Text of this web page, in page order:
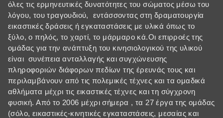
όλες τις ερμηνευτικές δυνατότητες του σώματος μέσω του
λόγου, του τραγουδιού, εντάσσοντας στη δραματουργία
εικαστικές δράσεις ή εγκαταστάσεις με υλικά όπως το
ξύλο, ο πηλός, το χαρτί, το μάρμαρο κά.Οι επιρροές της
ομάδας για την ανάπτυξη του κινησιολογικού της υλικού
είναι συνέπεια ανταλλαγής και συγχώνευσης
πληροφοριών διάφορων πεδίων της έρευνάς τους και
περιλαμβάνουν από τις πολεμικές τέχνες και τα ομαδικά
αθλήματα μέχρι τις εικαστικές τέχνες και τη σύγχρονη
φυσική. Από το 2006 μέχρι σήμερα , τα 27 έργα της ομάδας
(σόλο, εικαστικές-κινητικές εγκαταστάσεις, μεσαίας και